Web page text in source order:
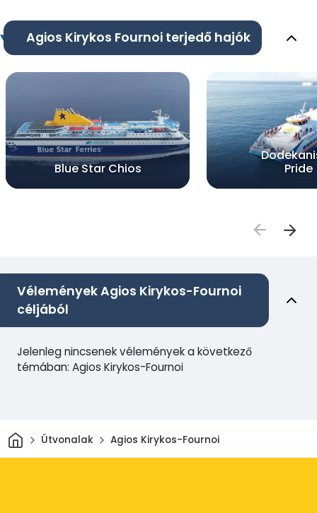
Agios Kirykos Fournoi terjedő hajók
Blue Star Chios
Pride
Vélemények Agios Kirykos-Fournoi
céljából
Jelenleg nincsenek vélemények a következő
témában: Agios Kirykos-Fournoi
Otthon
Útvonalak Agios Kirykos-Fournoi